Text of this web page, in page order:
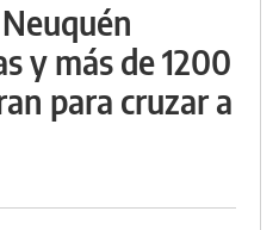
y más de 1200
para cruzar a